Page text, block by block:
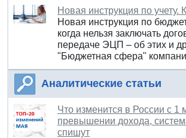
Новая инструкция по
Новая инструкция по
когда нельзя заключать
передаче ЭЦП – об этих и
"Бюджетная сфера"
Аналитические статьи
Что изменится в России с 1
превышении дохода,
спишут